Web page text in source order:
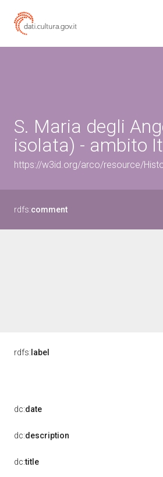
S. Maria degli
isolata) - ambito
https://w3id.org/arco/resource/
rdfs:comment
rdfs: label
dc:date
dc:description
dc:title